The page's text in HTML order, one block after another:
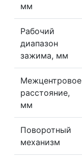
мм
Рабочий
диапазон
зажима, мм
Межцентровое
расстояние,
мм
Поворотный
механизм